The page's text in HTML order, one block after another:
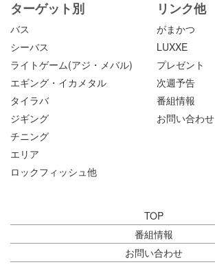
ターゲット別
バス
シーバス
ライトゲーム(アジ・メバル)
エギング・イカメタル
タイラバ
ジギング
チニング
エリア
ロックフィッシュ他
リンク他
がまかつ
LUXXE
プレゼント
次週予告
番組情報
お問い合わせ
TOP
番組情報
お問い合わせ